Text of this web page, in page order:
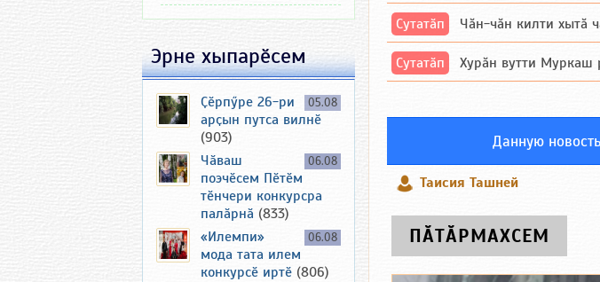
Сутатӑп Чăн-чăн килти хытă
Сутатӑп Хурăн вутти Муркаш
Данную
Таисия Ташней
ПӐТӐРМАХСЕМ
Эрне хыпарӗсем
05.08
Ҫӗрпӳре 26-ри
арҫын путса вилнӗ
(903)
06.08
Чӑваш
поэчӗсем Пӗтӗм
тӗнчери конкурсра
палӑрнӑ (833)
06.08
«Илемпи»
мода тата илем
конкурсӗ иртӗ (806)